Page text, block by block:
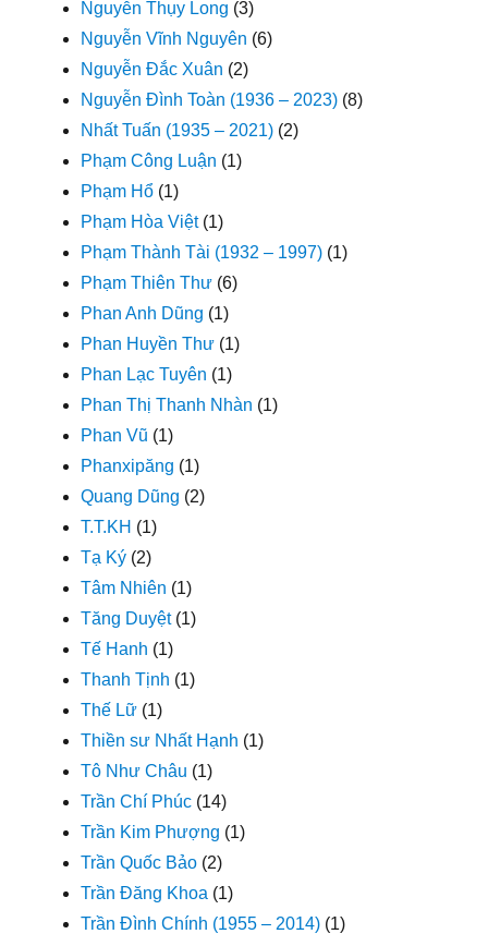
Nguyễn Thụy Long (3)
Nguyễn Vĩnh Nguyên (6)
Nguyễn Đắc Xuân (2)
Nguyễn Đình Toàn (1936 – 2023) (8)
Nhất Tuấn (1935 – 2021) (2)
Phạm Công Luận (1)
Phạm Hổ (1)
Phạm Hòa Việt(1)
Phạm Thành Tài (1932 – 1997) (1)
Phạm Thiên Thư (6)
Phan Anh Dũng (1)
Phan Huyền Thư (1)
Phan Lạc Tuyên (1)
Phan Thị Thanh Nhàn (1)
Phan Vũ (1)
Phanxipăng (1)
Quang Dũng (2)
T.T.KH (1)
Tạ Ký (2)
Tâm Nhiên (1)
Tăng Duyệt(1)
Tế Hanh (1)
Thanh Tịnh (1)
Thế Lữ (1)
Thiền sư Nhất Hạnh (1)
Tô Như Châu (1)
Trần Chí Phúc (14)
Trần Kim Phượng (1)
Trần Quốc Bảo (2)
Trần Đăng Khoa (1)
Trần Đình Chính (1955 – 2014) (1)